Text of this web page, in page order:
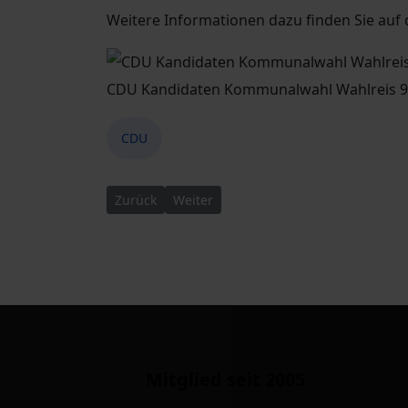
Weitere Informationen dazu finden Sie auf
CDU Kandidaten Kommunalwahl Wahlreis 9
CDU
Vorheriger Beitrag: Neuwahl Vorstand CDU
Zurück Nächster Beitrag: 43. Sitzung des
Weiter